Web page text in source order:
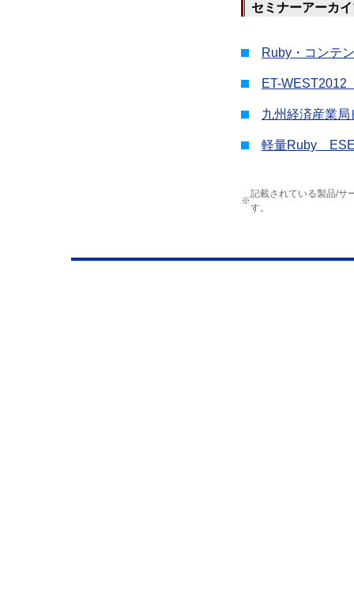
セミナーアーカ
Ruby・コンテ
ET-
九州経済産業
軽量Ruby
※
記載されている製品/サ
す。